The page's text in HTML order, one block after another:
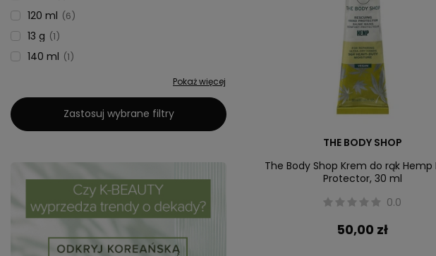
120 ml 6
13 g 1
140 ml 1
Pokaż więcej
Zastosuj wybrane filtry
THE BODY SHOP
The Body Shop Krem do rąk Hemp
Protector, 30 ml
0.0
50,00 zł